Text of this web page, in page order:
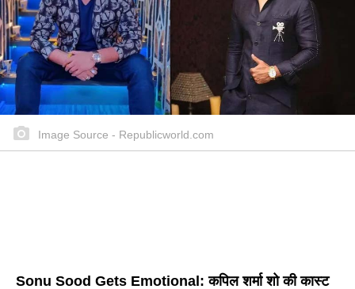
Image Source - Republicworld.com
Sonu Sood Gets Emotional: कपिल शर्मा शो की कास्ट